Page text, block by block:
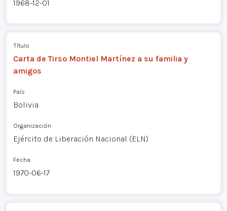
1968-12-01
Título
Carta de Tirso Montiel Martínez a su familia y
amigos
País
Bolivia
Organización
Ejército de Liberación Nacional (ELN)
Fecha
1970-06-17